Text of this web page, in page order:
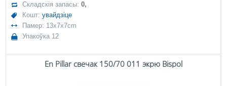
Складскія запасы:0,
Кошт:увайдзіце
Памер: 13x7x7cm
Упакоўка 12
En Pillar свечак 150/70 011 экрю Bispol